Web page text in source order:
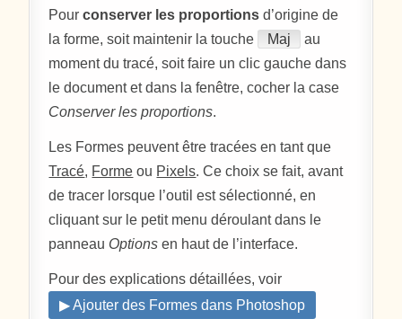
Pourconserver les proportions d’origine de
la forme, soit maintenir la touche
Maj
au
moment du tracé, soit faire un clic gauche dans
le document et dans la fenêtre, cocher la case
Conserver les proportions.
Les Formes peuvent être tracées en tant que
Tracé, Forme ou Pixels. Ce choix se fait, avant
de tracer lorsque l’outil est sélectionné, en
cliquant sur le petit menu déroulant dans le
panneau Options en haut de l’interface.
Pour des explications détaillées, voir
▶ Ajouter des Formes dans Photoshop